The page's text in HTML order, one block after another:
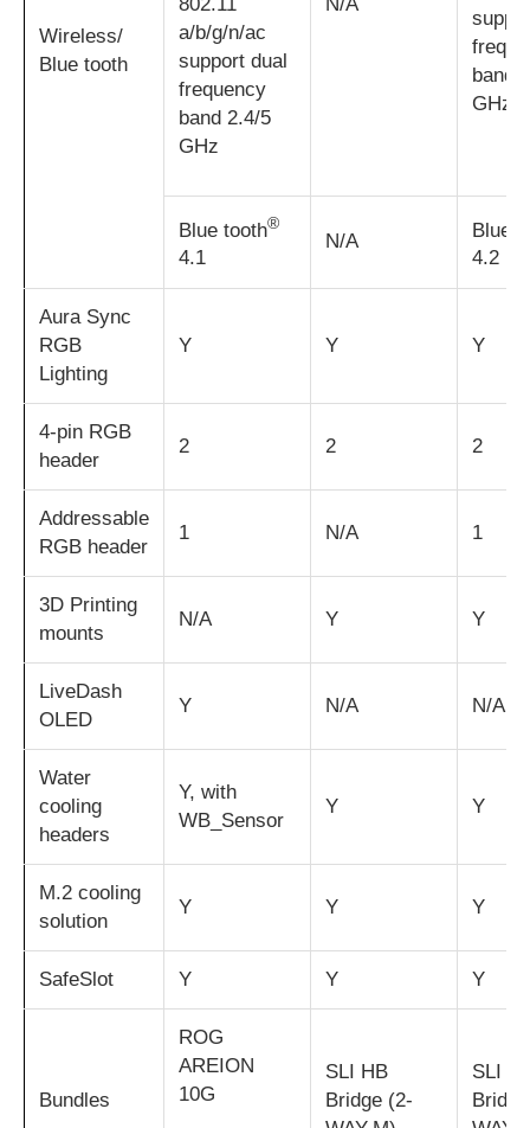
Wireless/
Blue tooth
a/b/g/n/ac
support dual
frequency
band 2.4/5
GHz
band
GHz
Blue tooth®
4.1
N/A
Blue
4.2
Aura Sync
RGB
Lighting
Y Y Y
4-pin RGB
header
2 2 2
Addressable
RGB header
1 N/A 1
3D Printing
mounts
N/A Y Y
LiveDash
OLED
Y N/A N/A
Water
cooling
headers
Y, with
WB_Sensor
Y Y
M.2 cooling
solution
Y Y Y
SafeSlot Y Y Y
Bundles
ROG
AREION
10G
SLI HB
Bridge (2-
SLI